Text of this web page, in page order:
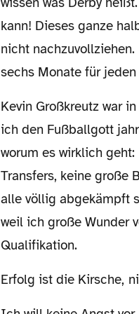
kann! Dieses ganze
nicht
sechs Monate für
Kevin Großkreutz war in dieser Hinsicht von unschätzbarem Wert. Um den Jungen hatte
ich den Fußballgott
worum es wirklich
Transfers, keine große
alle völlig abgekämpft
weil ich große Wunder
Qualifikation.
Erfolg ist die Kirsche,